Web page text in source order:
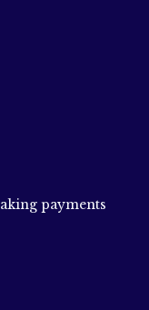
payments